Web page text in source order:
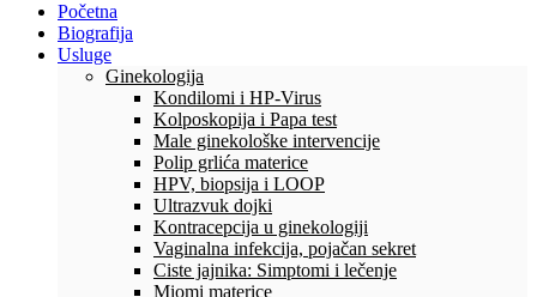
Početna
Biografija
Usluge
Ginekologija
Kondilomi i HP-Virus
Kolposkopija i Papa test
Male ginekološke intervencije
Polip grlića materice
HPV, biopsija i LOOP
Ultrazvuk dojki
Kontracepcija u ginekologiji
Vaginalna infekcija, pojačan sekret
Ciste jajnika: Simptomi i lečenje
Miomi materice